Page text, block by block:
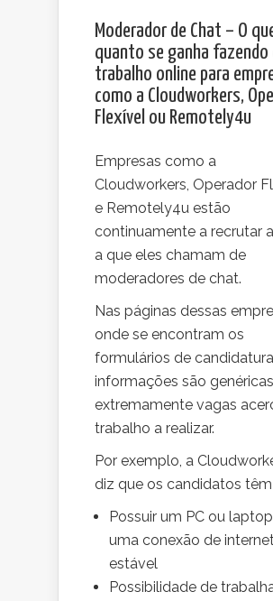
Moderador de Chat – O
quanto se ganha fazendo
trabalho online para
como a Cloudworkers,
Flexível ou Remotely4u
Empresas como a
Cloudworkers, Operador
e Remotely4u estão
continuamente a recrutar
a que eles chamam de
moderadores de chat.
Nas páginas dessas
onde se encontram os
formulários de
informações são
extremamente vagas
trabalho a realizar.
Por exemplo, a
diz que os candidatos têm
Possuir um PC ou
uma conexão de
estável
Possibilidade de